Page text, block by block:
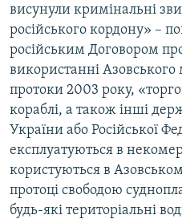
висунули кримінальні
російського кордону» –
російським Договором
використанні Азовського
протоки 2003 року,
кораблі, а також інші
України або Російської
експлуатуються в
користуються в
протоці свободою
будь-які територіальні